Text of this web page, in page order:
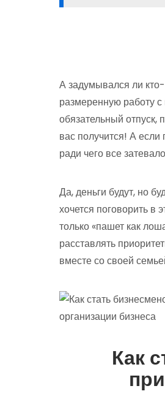
А задумывался ли кто-
размеренную работу
обязательный отпуск,
вас получится! А
ради чего все
Да, деньги будут, но
хочется поговорить в
только «пашет как
расставлять
вместе со своей
Как